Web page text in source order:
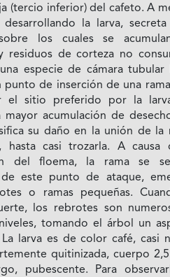
(tercio inferior) del cafeto. A
la larva, secreta
los cuales se
residuos de corteza no
especie de cámara tubular
punto de inserción de una
el sitio preferido por la
mayor acumulación de
su daño en la unión de la
hasta casi trozarla. A causa
del floema, la rama se
este punto de ataque,
o ramas pequeñas.
los rebrotes son
tomando el árbol un
larva es de color café, casi
quitinizada, cuerpo
pubescente. Para